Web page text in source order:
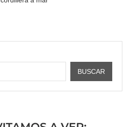
BUSCAR